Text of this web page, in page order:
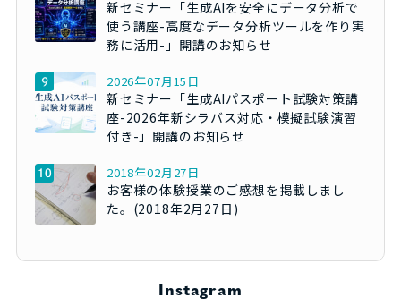
新セミナー「生成AIを安全にデータ分析で
使う講座-高度なデータ分析ツールを作り実
務に活用-」開講のお知らせ
2026年07月15日
新セミナー「生成AIパスポート試験対策講
座-2026年新シラバス対応・模擬試験演習
付き-」開講のお知らせ
2018年02月27日
お客様の体験授業のご感想を掲載しまし
た。(2018年2月27日)
Instagram